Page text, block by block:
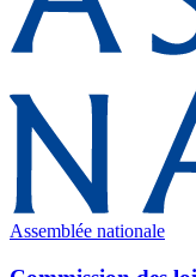
Assemblée nationale